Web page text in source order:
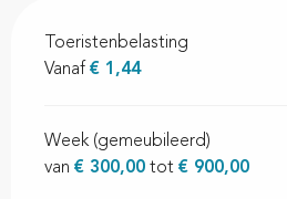
Toeristenbelasting
Vanaf € 1,44
Week (gemeubileerd)
van € 300,00 tot € 900,00